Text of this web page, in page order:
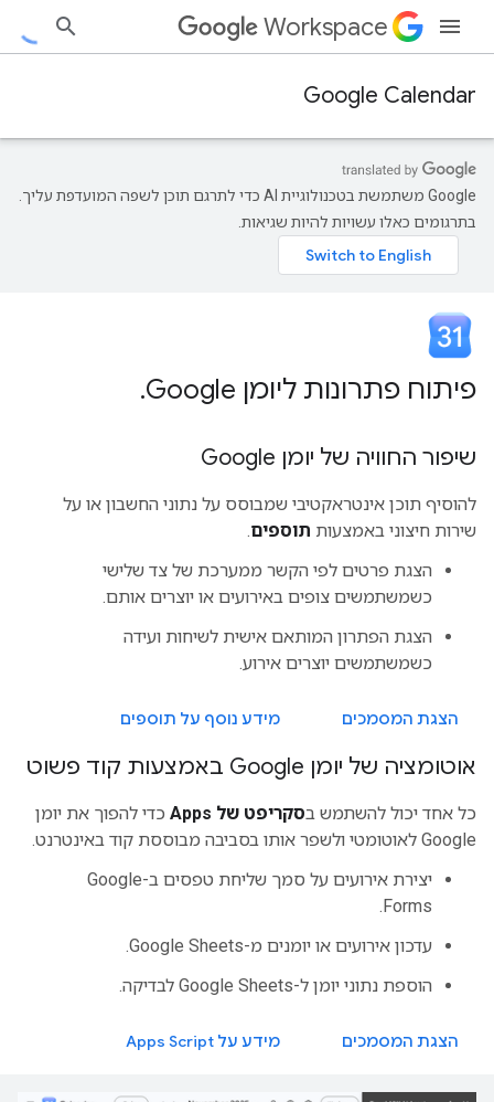
Workspace
Google Calendar
‫Google משתמשת בטכנולוגיית AI כדי לתרגם תוכן לשפה המועדפת עליך.
בתרגומים כאלו עשויות להיות שגיאות.
פיתוח פתרונות ליומן Google .
שיפור החוויה של יומן Google
להוסיף תוכן אינטראקטיבי שמבוסס על נתוני החשבון או על
שירות חיצוני באמצעות תוספים.
הצגת פרטים לפי הקשר ממערכת של צד שלישי
כשמשתמשים צופים באירועים או יוצרים אותם.
הצגת הפתרון המותאם אישית לשיחות ועידה
כשמשתמשים יוצרים אירוע.
הצגת המסמכים מידע נוסף על תוספים
אוטומציה של יומן Google באמצעות קוד פשוט
כל אחד יכול להשתמש בסקריפט של Apps
כדי להפוך את יומן
Google לאוטומטי ולשפר אותו בסביבה מבוססת קוד באינטרנט.
יצירת אירועים על סמך שליחת טפסים ב-Google
Forms.
עדכון אירועים או יומנים מ-Google Sheets.
הוספת נתוני יומן ל-Google Sheets לבדיקה.
הצגת המסמכים מידע על Apps Script